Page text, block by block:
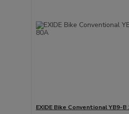
EXIDE Bike Conventional YB9-B